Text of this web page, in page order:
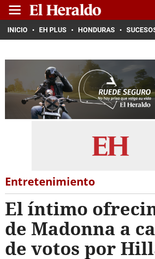
INICIO EH PLUS HONDURAS
Entretenimiento
El íntimo
de Madonna a
de votos por